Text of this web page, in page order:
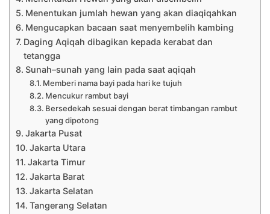
Menentukan jumlah hewan yang akan diaqiqahkan
Mengucapkan bacaan saat menyembelih kambing
Daging Aqiqah dibagikan kepada kerabat dan
tetangga
Sunah–sunah yang lain pada saat aqiqah
Memberi nama bayi pada hari ke tujuh
Mencukur rambut bayi
Bersedekah sesuai dengan berat timbangan rambut
yang dipotong
Jakarta Pusat
Jakarta Utara
Jakarta Timur
Jakarta Barat
Jakarta Selatan
Tangerang Selatan